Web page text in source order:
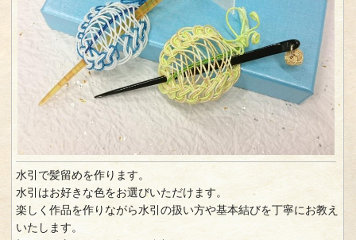
水引で髪留めを作ります。
水引はお好きな色をお選びいただけます。
楽しく作品を作りながら水引の扱い方や基本結びを丁寧にお教え
いたします。